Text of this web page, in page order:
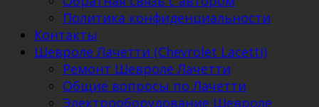
Политика конфиденциальности
Контакты
Шевроле Лачетти (Chevrolet Lacetti)
Ремонт Шевроле Лачетти
Общие вопросы по Лачетти
Электрооборудование Шевроле